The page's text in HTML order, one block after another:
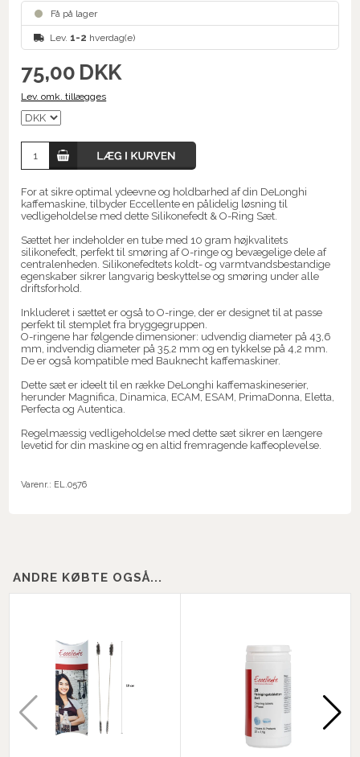
Få på lager
Lev. 1-2 hverdag(e)
75,00 DKK
Lev. omk. tillægges
For at sikre optimal ydeevne og holdbarhed af din DeLonghi
kaffemaskine, tilbyder Eccellente en pålidelig løsning til
vedligeholdelse med dette Silikonefedt & O-Ring Sæt.
Sættet her indeholder en tube med 10 gram højkvalitets
silikonefedt, perfekt til smøring af O-ringe og bevægelige dele af
centralenheden. Silikonefedtets koldt- og varmtvandsbestandige
egenskaber sikrer langvarig beskyttelse og smøring under alle
driftsforhold.
Inkluderet i sættet er også to O-ringe, der er designet til at passe
perfekt til stemplet fra bryggegruppen.
O-ringene har følgende dimensioner: udvendig diameter på 43,6
mm, indvendig diameter på 35,2 mm og en tykkelse på 4,2 mm.
De er også kompatible med Bauknecht kaffemaskiner.
Dette sæt er ideelt til en række DeLonghi kaffemaskineserier,
herunder Magnifica, Dinamica, ECAM, ESAM, PrimaDonna, Eletta,
Perfecta og Autentica.
Regelmæssig vedligeholdelse med dette sæt sikrer en længere
levetid for din maskine og en altid fremragende kaffeoplevelse.
Varenr.: EL.0576
ANDRE KØBTE OGSÅ...